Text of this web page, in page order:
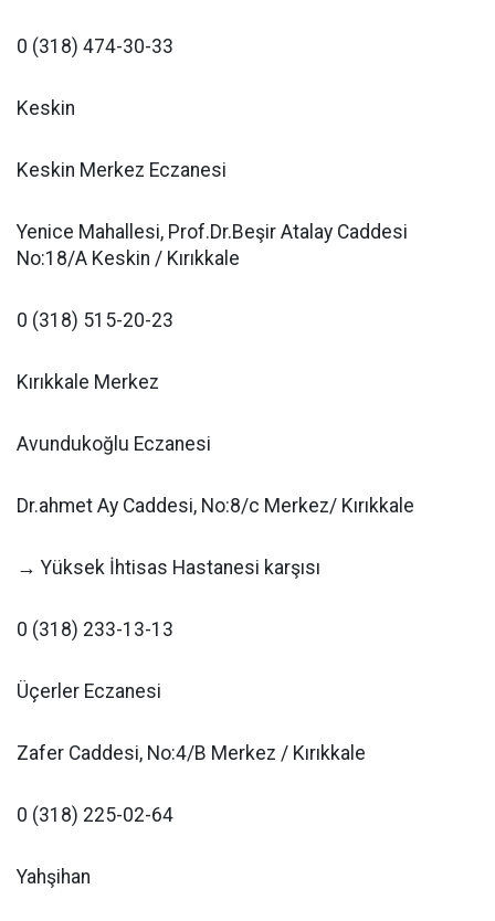
0 (318) 474-30-33
Keskin
Keskin Merkez Eczanesi
Yenice Mahallesi, Prof.Dr.Beşir Atalay Caddesi
No:18/A Keskin / Kırıkkale
0 (318) 515-20-23
Kırıkkale Merkez
Avundukoğlu Eczanesi
Dr.ahmet Ay Caddesi, No:8/c Merkez/ Kırıkkale
→ Yüksek İhtisas Hastanesi karşısı
0 (318) 233-13-13
Üçerler Eczanesi
Zafer Caddesi, No:4/B Merkez / Kırıkkale
0 (318) 225-02-64
Yahşihan